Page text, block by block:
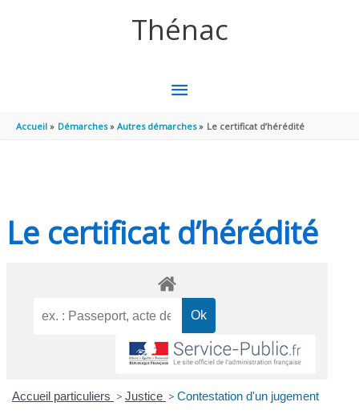
Thénac
MENU
PRINCIPAL
Accueil Démarches Autres démarches Le certificat d’hérédité
Le certificat d’hérédité
Accueil particuliers > Justice > Contestation d'un jugement